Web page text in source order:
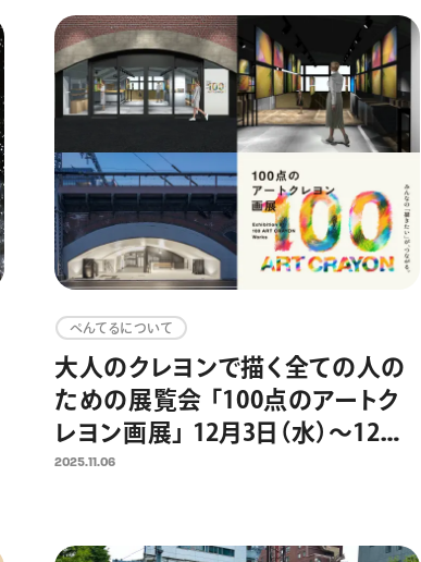
ぺんてるについて
大人のクレヨンで描く全ての人の
ための展覧会 「100点のアートク
レヨン画展」 12月3日（水）～12月7
日（日）に日比谷OKUROJIで開
2025.11.06